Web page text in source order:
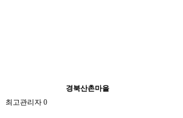
경북산촌마을
최고관리자 0